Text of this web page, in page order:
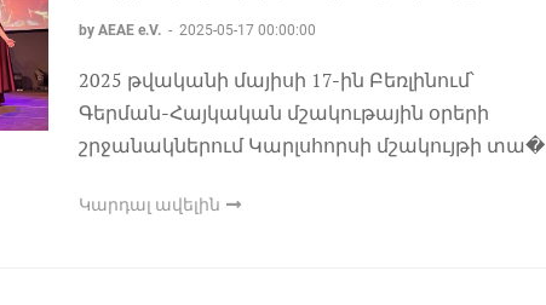
by AEAE e.V. - 2025-05-17 00:00:00
2025 թվականի մայիսի 17-ին Բեռլինում՝
Գերման-Հայկական մշակութային օրերի
շրջանակներում Կարլսհորսի մշակույթի տա�
Կարդալ ավելին